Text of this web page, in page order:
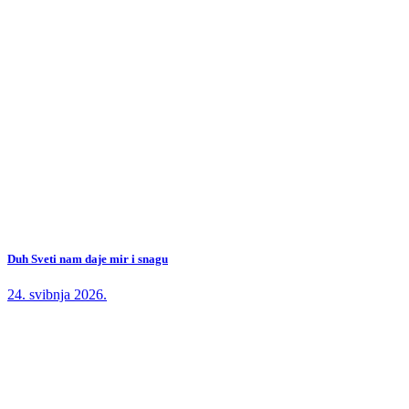
Duh Sveti nam daje mir i snagu
24. svibnja 2026.